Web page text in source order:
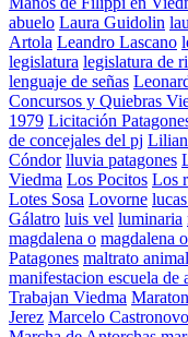
abuelo Laura Guidolin
Artola Leandro Lascano
legislatura legislatura de
lenguaje de señas
Concursos y Quiebras
1979 Licitación
de concejales del pj
Cóndor lluvia patagones
Viedma Los Pocitos Los
Lotes Sosa Lovorne
Gálatro luis vel luminaria
magdalena o magdalena
Patagones maltrato animal
manifestacion escuela de
Trabajan Viedma
Jerez Marcelo Castronovo